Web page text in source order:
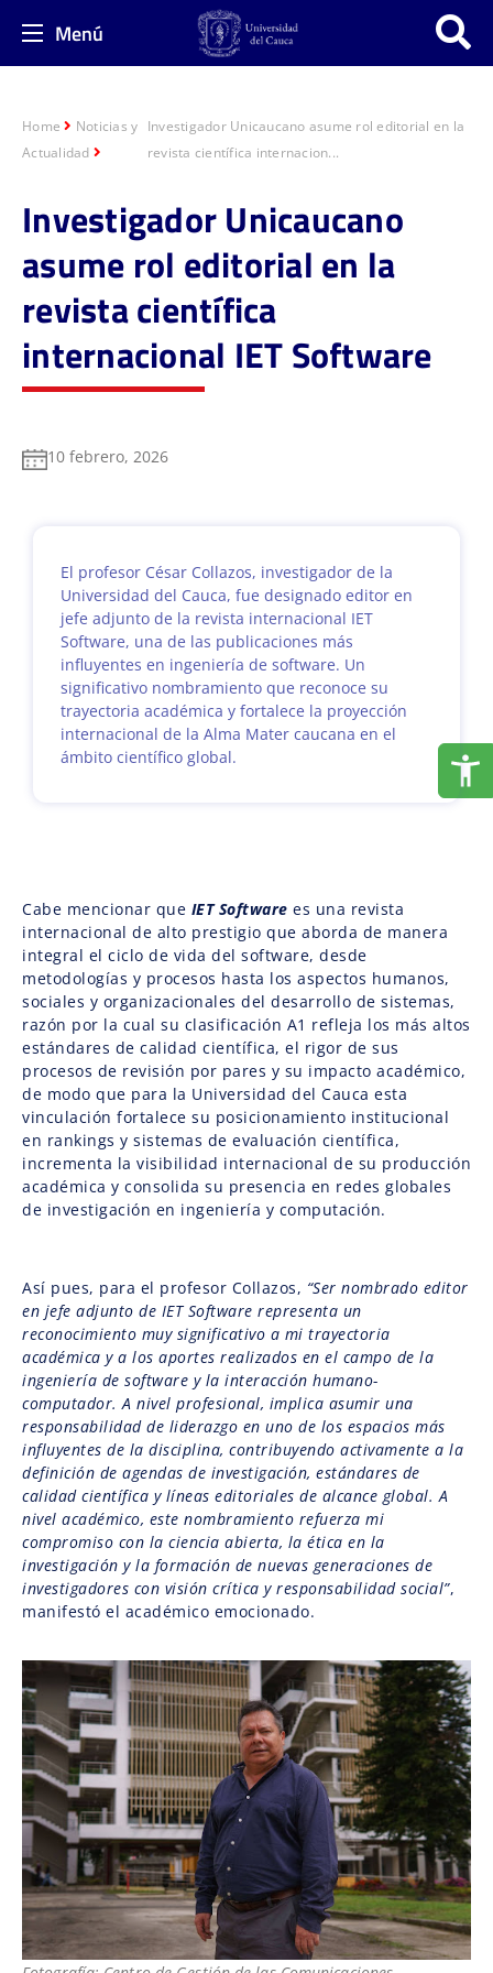
Menú
Home
Noticias y
Actualidad
Investigador Unicaucano asume rol editorial en la
revista científica internacion...
Investigador Unicaucano
asume rol editorial en la
revista científica
internacional IET Software
10 febrero, 2026
El profesor César Collazos, investigador de la
Universidad del Cauca, fue designado editor en
jefe adjunto de la revista internacional IET
Software, una de las publicaciones más
influyentes en ingeniería de software. Un
significativo nombramiento que reconoce su
trayectoria académica y fortalece la proyección
internacional de la Alma Mater caucana en el
ámbito científico global.
Cabe mencionar que IET Software es una revista
internacional de alto prestigio que aborda de manera
integral el ciclo de vida del software, desde
metodologías y procesos hasta los aspectos humanos,
sociales y organizacionales del desarrollo de sistemas,
razón por la cual su clasificación A1 refleja los más altos
estándares de calidad científica, el rigor de sus
procesos de revisión por pares y su impacto académico,
de modo que para la Universidad del Cauca esta
vinculación fortalece su posicionamiento institucional
en rankings y sistemas de evaluación científica,
incrementa la visibilidad internacional de su producción
académica y consolida su presencia en redes globales
de investigación en ingeniería y computación.
Así pues, para el profesor Collazos, “Ser nombrado editor
en jefe adjunto de IET Software representa un
reconocimiento muy significativo a mi trayectoria
académica y a los aportes realizados en el campo de la
ingeniería de software y la interacción humano-
computador. A nivel profesional, implica asumir una
responsabilidad de liderazgo en uno de los espacios más
influyentes de la disciplina, contribuyendo activamente a la
definición de agendas de investigación, estándares de
calidad científica y líneas editoriales de alcance global. A
nivel académico, este nombramiento refuerza mi
compromiso con la ciencia abierta, la ética en la
investigación y la formación de nuevas generaciones de
investigadores con visión crítica y responsabilidad social”,
manifestó el académico emocionado.